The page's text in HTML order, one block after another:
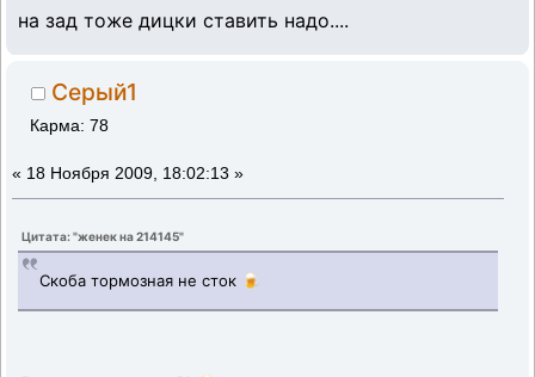
на зад тоже дицки ставить надо....
Серый1
Карма: 78
« 18 Ноября 2009, 18:02:13 »
Цитата: "женек на 214145"
Скоба тормозная не сток 🍺